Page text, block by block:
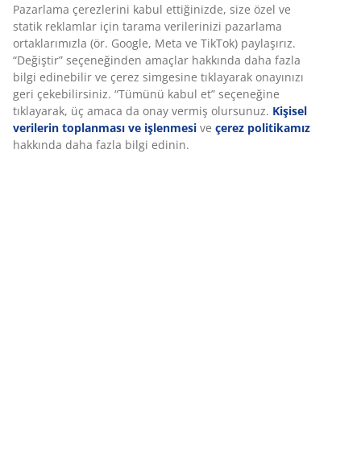
SKU: 6426001
Montaj talimatları
Özellikler
Pazarlama çerezlerini kabul ettiğinizde, size özel ve
statik reklamlar için tarama verilerinizi pazarlama
ortaklarımızla (ör. Google, Meta ve TikTok) paylaşırız.
“Değiştir” seçeneğinden amaçlar hakkında daha fazla
bilgi edinebilir ve çerez simgesine tıklayarak onayınızı
geri çekebilirsiniz. “Tümünü kabul et” seçeneğine
tıklayarak, üç amaca da onay vermiş olursunuz. Kişisel
verilerin toplanması ve işlenmesi ve çerez politikamız
hakkında daha fazla bilgi edinin.